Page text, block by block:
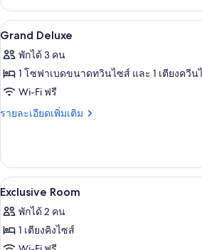
เกี่ยว
กับ
Deluxe
เปิด
ภาพถ่าย
ทั้งหมด
ของ
Grand
เครื่องน
10
Grand Deluxe
พักได้ 3 คน
1 โซฟาเบดขนาดทวินไซส์ และ 1 เตียงควีน
Wi-Fi ฟรี
รายละเอียดเพิ่มเติม
ราย
เกี่ยว
กับ
Grand
เปิด
ภาพถ่าย
ทั้งหมด
เครื่องน
9
Exclusive Room
พักได้ 2 คน
1 เตียงคิงไซส์